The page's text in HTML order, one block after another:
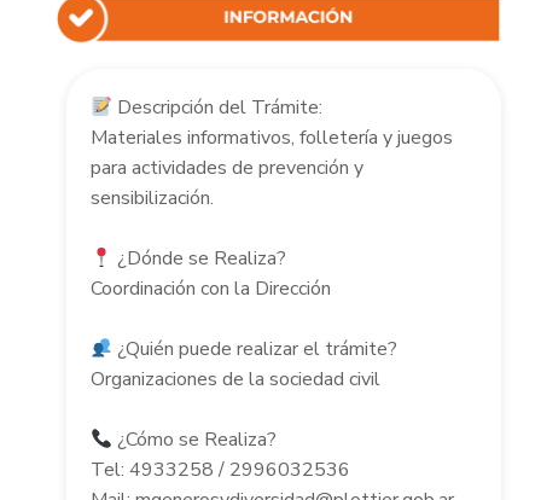
Descripción del Trámite:
Materiales informativos, folletería y juegos
para actividades de prevención y
sensibilización.
¿Dónde se Realiza?
Coordinación con la Dirección
¿Quién puede realizar el trámite?
Organizaciones de la sociedad civil
¿Cómo se Realiza?
Tel: 4933258 / 2996032536